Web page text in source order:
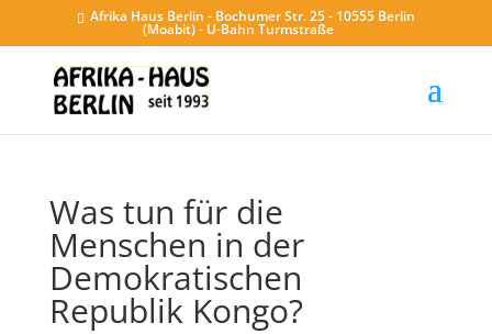
Afrika Haus Berlin - Bochumer Str. 25 - 10555 Berlin
(Moabit) - U-Bahn Turmstraße
Was tun für die
Menschen in der
Demokratischen
Republik Kongo?